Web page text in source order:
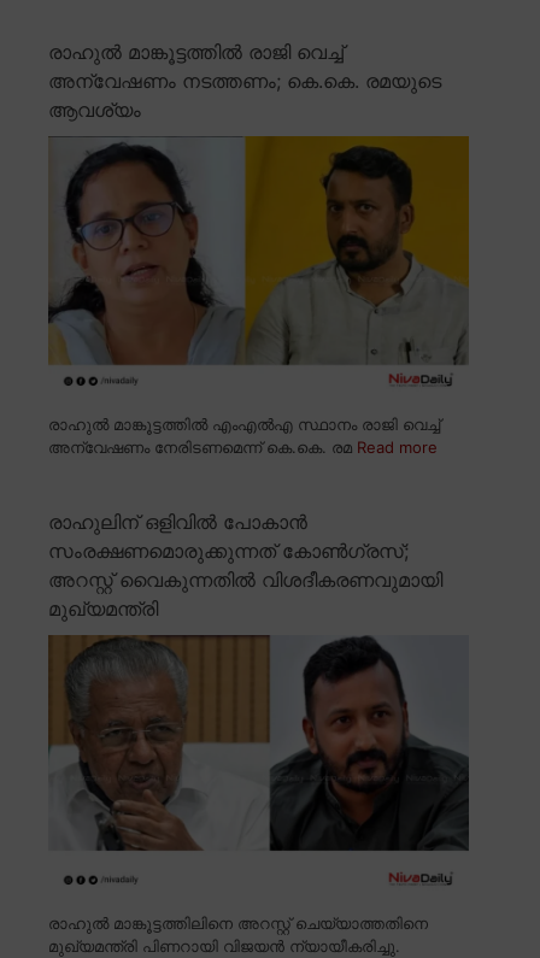
രാഹുൽ മാങ്കൂട്ടത്തിൽ രാജി വെച്ച്
അന്വേഷണം നടത്തണം; കെ.കെ. രമയുടെ
ആവശ്യം
രാഹുൽ മാങ്കൂട്ടത്തിൽ എംഎൽഎ സ്ഥാനം രാജി വെച്ച്
അന്വേഷണം നേരിടണമെന്ന് കെ.കെ. രമ Read more
രാഹുലിന് ഒളിവിൽ പോകാൻ
സംരക്ഷണമൊരുക്കുന്നത് കോൺഗ്രസ്;
അറസ്റ്റ് വൈകുന്നതിൽ വിശദീകരണവുമായി
മുഖ്യമന്ത്രി
രാഹുൽ മാങ്കൂട്ടത്തിലിനെ അറസ്റ്റ് ചെയ്യാത്തതിനെ
മുഖ്യമന്ത്രി പിണറായി വിജയൻ ന്യായീകരിച്ചു.